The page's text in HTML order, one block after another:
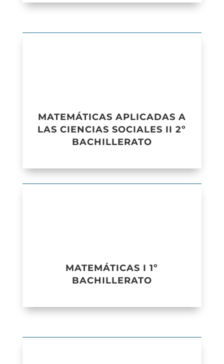
MATEMÁTICAS APLICADAS A
LAS CIENCIAS SOCIALES II 2º
BACHILLERATO
MATEMÁTICAS I 1º
BACHILLERATO